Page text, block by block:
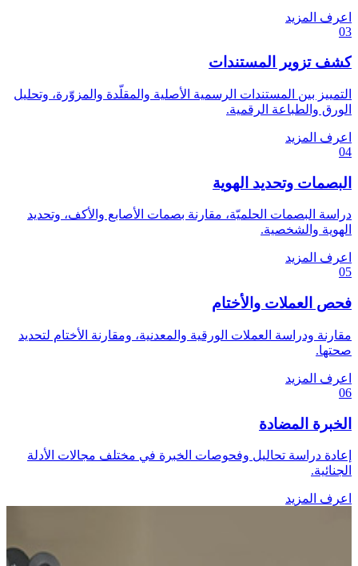
اعرف المزيد
03
كشف تزوير المستندات
التمييز بين المستندات الرسمية الأصلية والمقلّدة والمزوّرة، وتحليل
الورق والطباعة الرقمية.
اعرف المزيد
04
البصمات وتحديد الهوية
دراسة البصمات الحلميّة، مقارنة بصمات الأصابع والأكف، وتحديد
الهوية والشخصية.
اعرف المزيد
05
فحص العملات والأختام
مقارنة ودراسة العملات الورقية والمعدنية، ومقارنة الأختام لتحديد
صحتها.
اعرف المزيد
06
الخبرة المضادة
إعادة دراسة تحاليل وفحوصات الخبرة في مختلف مجالات الأدلة
الجنائية.
اعرف المزيد